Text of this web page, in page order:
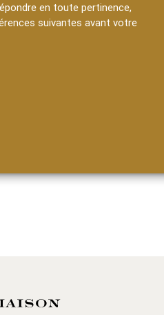
en toute pertinence,
suivantes avant votre